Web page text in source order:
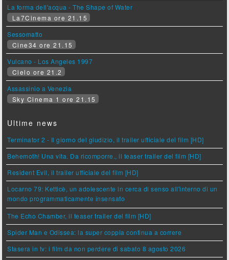
La forma dell'acqua - The Shape of Water
La7Cinema ore 21.15
Sessomatto
Cine34 ore 21.15
Vulcano - Los Angeles 1997
Cielo ore 21.2
Assassinio a Venezia
Sky Cinema 1 ore 21.15
Ultime news
Terminator 2 - Il giorno del giudizio, il trailer ufficiale del film [HD]
Behemoth! Una vita. Da ricomporre., il teaser trailer del film [HD]
Resident Evil, il trailer ufficiale del film [HD]
Locarno 79: Ketticè, un adolescente in cerca di senso all'interno di un
mondo programmaticamente insensato
The Echo Chamber, il teaser trailer del film [HD]
Spider Man e Odissea: la super coppia continua a correre
Stasera in tv: i film da non perdere di sabato 8 agosto 2026